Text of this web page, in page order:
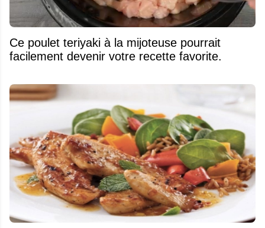
Ce poulet teriyaki à la mijoteuse pourrait
facilement devenir votre recette favorite.